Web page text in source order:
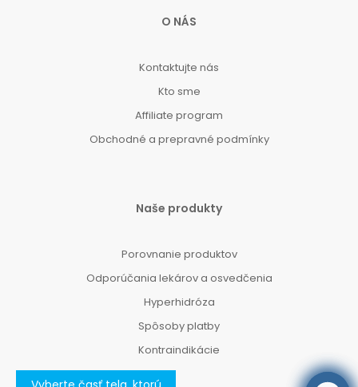
O NÁS
Kontaktujte nás
Kto sme
Affiliate program
Obchodné a prepravné podmínky
Naše produkty
Porovnanie produktov
Odporúčania lekárov a osvedčenia
Hyperhidróza
Spôsoby platby
Kontraindikácie